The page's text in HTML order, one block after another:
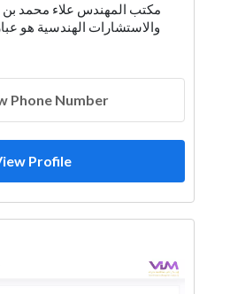
Home Furnitures
Lighting
مكتب المهندس علاء محمد بن
والاستشارات الهندسية هو
Phone Number
Profile